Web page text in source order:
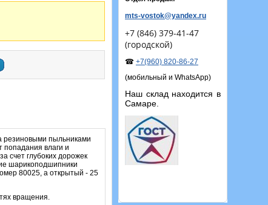
mts-vostok@yandex.ru
+7 (846) 379-41-47
(городской)
☎ +7(960) 820-86-27
(мобильный и WhatsApp)
Наш склад находится в
Самаре.
резиновыми пыльниками
влаги и
счет глубоких дорожек
шарикоподшипники
80025, а открытый - 25
вращения.